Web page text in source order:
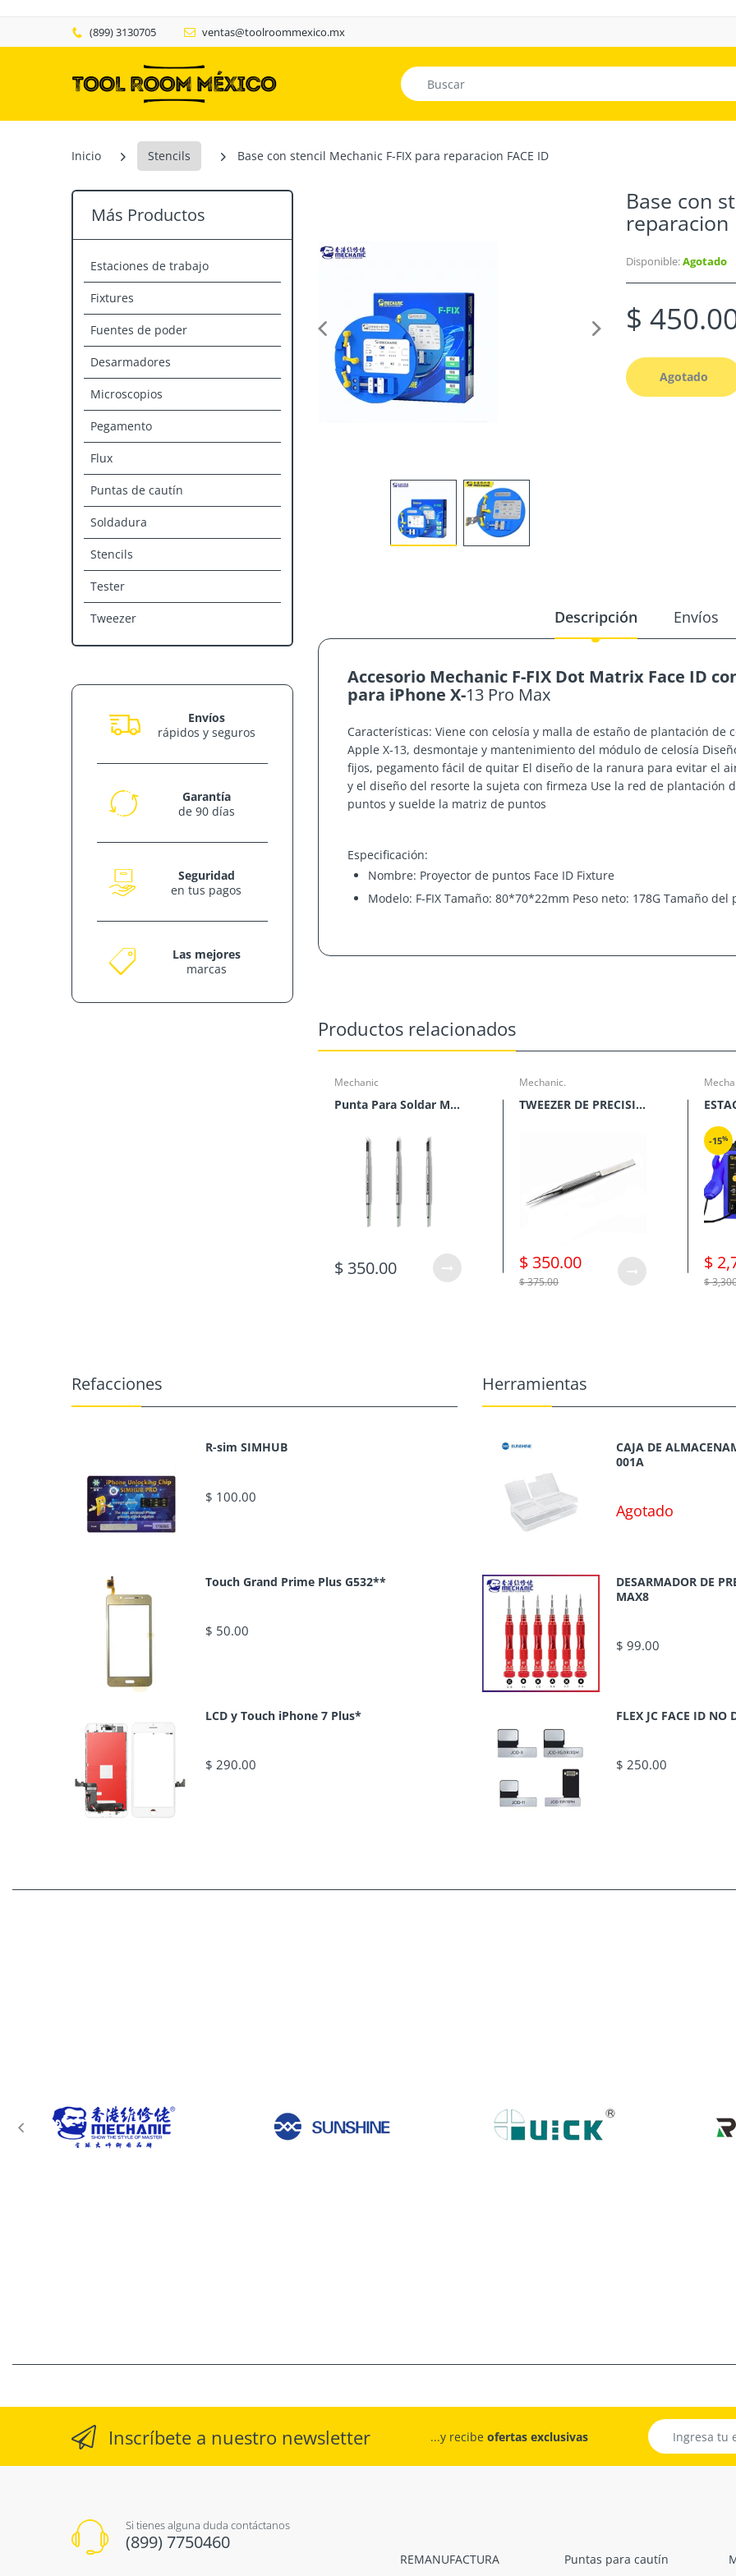
(899) 3130705 ventas@toolroommexico.mx
Inicio Stencils Base con stencil Mechanic F-FIX para reparacion FACE ID
Más Productos
Estaciones de trabajo
Fixtures
Fuentes de poder
Desarmadores
Microscopios
Pegamento
Flux
Puntas de cautín
Soldadura
Stencils
Tester
Tweezer
Envíos
rápidos y seguros
Garantía
de 90 días
Seguridad
en tus pagos
Las mejores
marcas
Base con
reparacion
Disponible:Agotado
$
Agotado
Descripción Envíos
Accesorio Mechanic F-FIX Dot Matrix Face ID
para iPhone X-13 Pro Max
Características: Viene con celosía y malla de estaño de plantación
Apple X-13, desmontaje y mantenimiento del módulo de celosía
fijos, pegamento fácil de quitar El diseño de la ranura para evitar el
y el diseño del resorte la sujeta con firmeza Use la red de plantación
puntos y suelde la matriz de puntos
Especificación:
Nombre: Proyector de puntos Face ID Fixture
Modelo: F-FIX Tamaño: 80*70*22mm Peso neto: 178G Tamaño
para iPhone X-
Modelo: F-FIX Tamaño: 80*70*22mm Peso neto: 178G Tamaño
Productos relacionados
Mechanic
Punta Para Soldar Mechanic Serie C210
$ 350.00
Mechanic.
TWEEZER DE PRECISION MECHANIC SERIES TK
$ 350.00
$ 375.00
-15%
$
$
Refacciones
R-sim SIMHUB
$ 100.00
Touch Grand Prime Plus G532**
$ 50.00
LCD y Touch iPhone 7 Plus*
$ 290.00
Herramientas
CAJA DE
001A
Agotado
DESARMADOR DE
MAX8
$ 99.00
FLEX JC FACE ID NO
$ 250.00
Inscríbete a nuestro newsletter ...y recibe ofertas exclusivas
Si tienes alguna duda contáctanos
(899) 7750460
REMANUFACTURA Puntas para cautín